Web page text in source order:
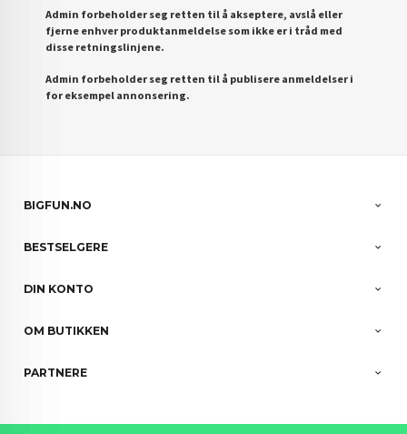
Admin forbeholder seg retten til å akseptere, avslå eller
fjerne enhver produktanmeldelse som ikke er i tråd med
disse retningslinjene.
Admin forbeholder seg retten til å publisere anmeldelser i
for eksempel annonsering.
BIGFUN.NO
BESTSELGERE
DIN KONTO
OM BUTIKKEN
PARTNERE